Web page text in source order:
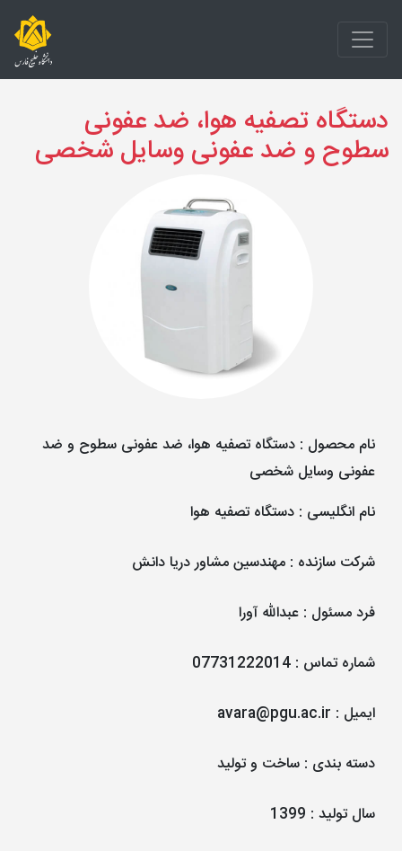
دستگاه تصفیه هوا، ضد عفونی
سطوح و ضد عفونی وسایل شخصی
نام محصول : دستگاه تصفیه هوا، ضد عفونی سطوح و ضد
عفونی وسایل شخصی
نام انگلیسی : دستگاه تصفیه هوا
شرکت سازنده : مهندسین مشاور دریا دانش
فرد مسئول : عبدالله آورا
شماره تماس :
07731222014
ایمیل :
avara@pgu.ac.ir
دسته بندی : ساخت و تولید
سال تولید :
1399